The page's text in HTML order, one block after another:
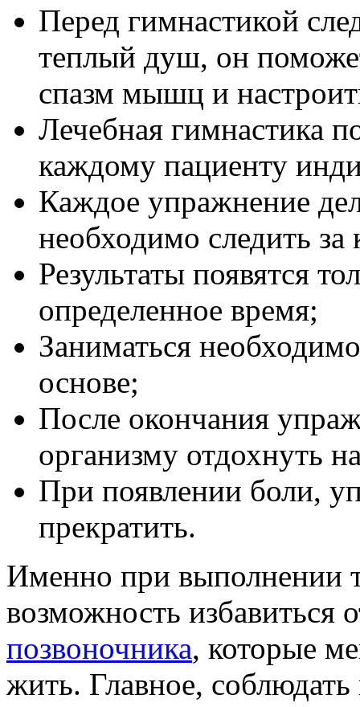
Перед гимнастикой
теплый душ, он
спазм мышц и
Лечебная гимнастика
каждому пациенту
Каждое упражнение
необходимо следить
Результаты появятся
определенное время;
Заниматься
основе;
После окончания
организму отдохнуть
При появлении боли,
прекратить.
Именно при выполнении
возможность избавиться
позвоночника, которые
жить. Главное, соблюдать